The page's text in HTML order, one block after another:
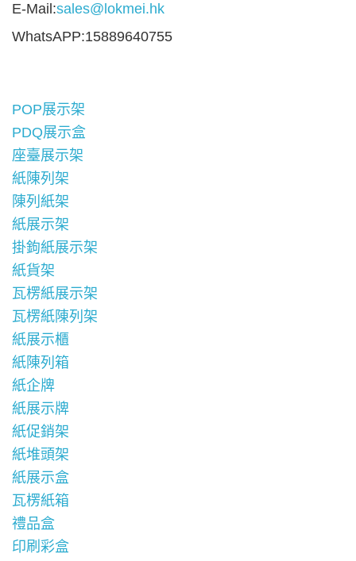
E-Mail:sales@lokmei.hk
WhatsAPP:15889640755
POP展示架
PDQ展示盒
座臺展示架
紙陳列架
陳列紙架
紙展示架
掛鉤紙展示架
紙貨架
瓦楞紙展示架
瓦楞紙陳列架
紙展示櫃
紙陳列箱
紙企牌
紙展示牌
紙促銷架
紙堆頭架
紙展示盒
瓦楞紙箱
禮品盒
印刷彩盒